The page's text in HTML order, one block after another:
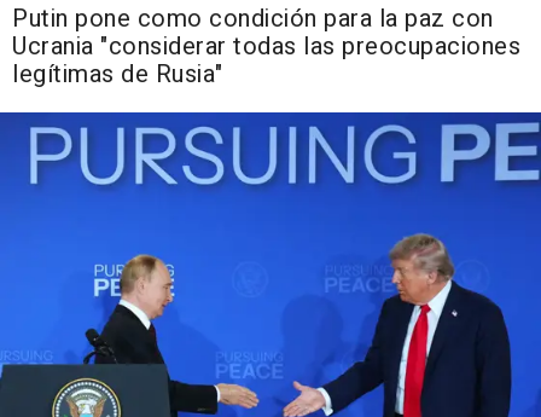
Putin pone como condición para la paz con
Ucrania "considerar todas las preocupaciones
legítimas de Rusia"